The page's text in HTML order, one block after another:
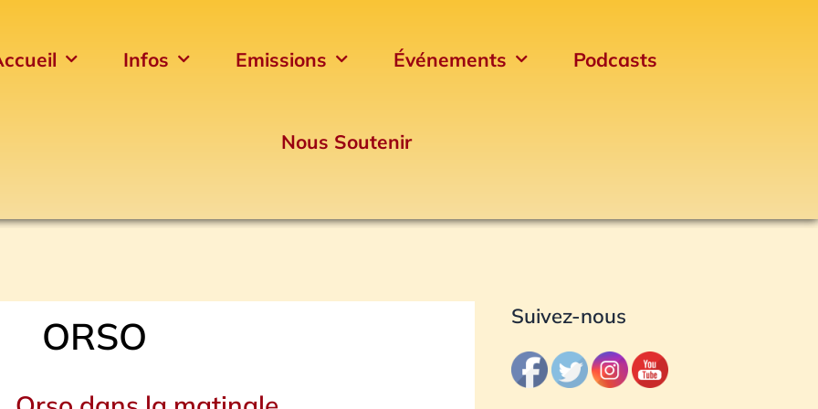
Infos Emissions Événements Podcasts
Nous Soutenir
ORSO Suivez-nous
Archives